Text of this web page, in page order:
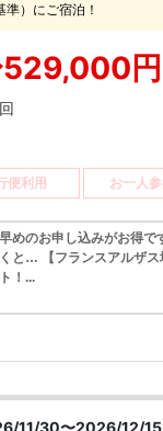
）にご宿泊！
円
便利用 お一人
めのお申し込みがお得で
と… 【フランスアルザス
！...
11/30〜2026/12/15